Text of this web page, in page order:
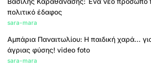
πολιτικό έδαφος
sara-mara
Αμπάρια Παναιτωλίου: Η παιδική χαρά…
άγριας φύσης! video foto
sara-mara